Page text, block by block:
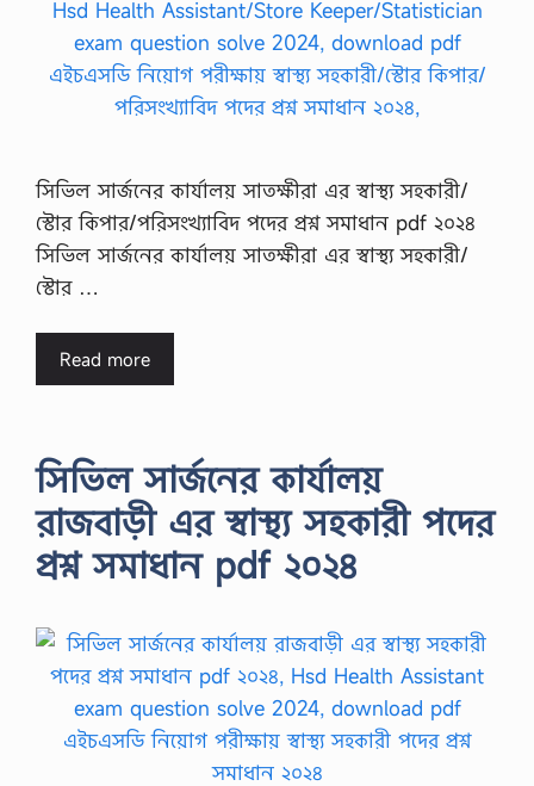
সিভিল সার্জনের কার্যালয় সাতক্ষীরা এর স্বাস্থ্য সহকারী/
স্টোর কিপার/পরিসংখ্যাবিদ পদের প্রশ্ন সমাধান pdf ২০২৪
সিভিল সার্জনের কার্যালয় সাতক্ষীরা এর স্বাস্থ্য সহকারী/
স্টোর …
Read more
সিভিল সার্জনের কার্যালয়
রাজবাড়ী এর স্বাস্থ্য সহকারী পদের
প্রশ্ন সমাধান pdf ২০২৪